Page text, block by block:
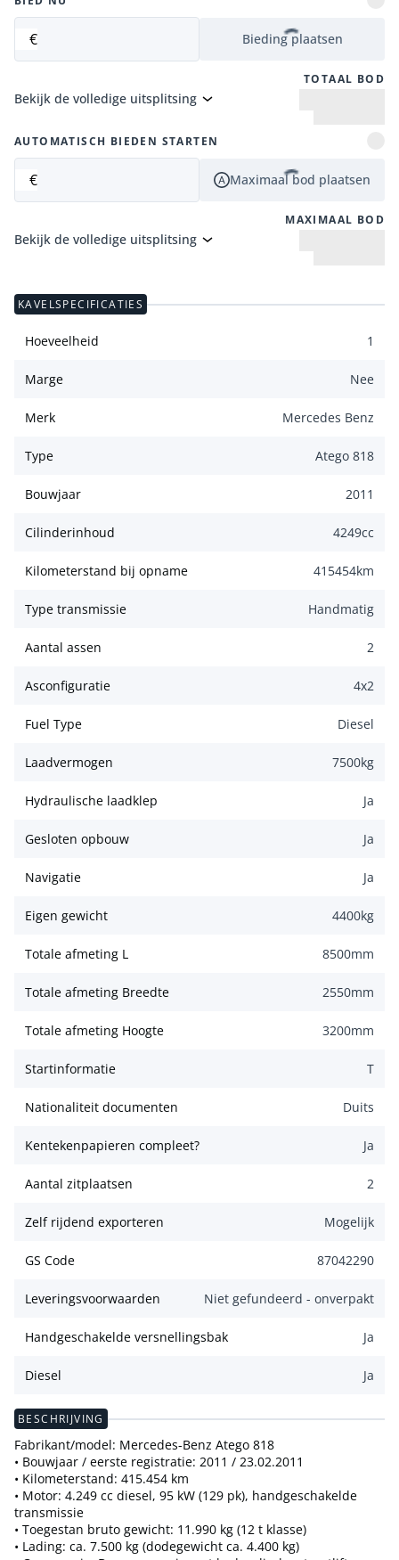
€ Bieding plaatsen
TOTAAL BOD
Bekijk de volledige uitsplitsing
AUTOMATISCH BIEDEN STARTEN
€ Maximaal bod plaatsen
MAXIMAAL BOD
Bekijk de volledige uitsplitsing
KAVELSPECIFICATIES
Hoeveelheid 1
Marge Nee
Merk Mercedes Benz
Type Atego 818
Bouwjaar 2011
Cilinderinhoud 4249cc
Kilometerstand bij opname 415454km
Type transmissie Handmatig
Aantal assen 2
Asconfiguratie 4x2
Fuel Type Diesel
Laadvermogen 7500kg
Hydraulische laadklep Ja
Gesloten opbouw Ja
Navigatie Ja
Eigen gewicht 4400kg
Totale afmeting L 8500mm
Totale afmeting Breedte 2550mm
Totale afmeting Hoogte 3200mm
Startinformatie T
Nationaliteit documenten Duits
Kentekenpapieren compleet? Ja
Aantal zitplaatsen 2
Zelf rijdend exporteren Mogelijk
GS Code 87042290
Leveringsvoorwaarden Niet gefundeerd - onverpakt
Handgeschakelde versnellingsbak Ja
Diesel Ja
BESCHRIJVING
Fabrikant/model: Mercedes-Benz Atego 818
• Bouwjaar / eerste registratie: 2011 / 23.02.2011
• Kilometerstand: 415.454 km
• Motor: 4.249 cc diesel, 95 kW (129 pk), handgeschakelde
transmissie
• Toegestan bruto gewicht: 11.990 kg (12 t klasse)
• Lading: ca. 7.500 kg (dodegewicht ca. 4.400 kg)